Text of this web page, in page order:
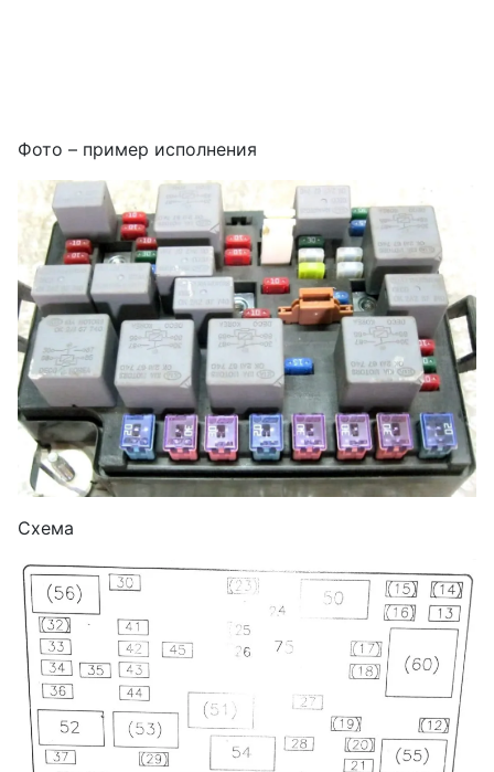
Фото – пример исполнения
Схема